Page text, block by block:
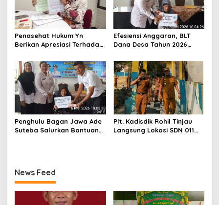
Penasehat Hukum Yn
Berikan Apresiasi Terhadap
Efesiensi Anggaran, BLT
Dana Desa Tahun 2026
Kepada KPM sebanyak 3
Bulan
Penghulu Bagan Jawa Ade
Suteba Salurkan Bantuan
Plt. Kadisdik Rohil Tinjau
Langsung Lokasi SDN 011
News Feed